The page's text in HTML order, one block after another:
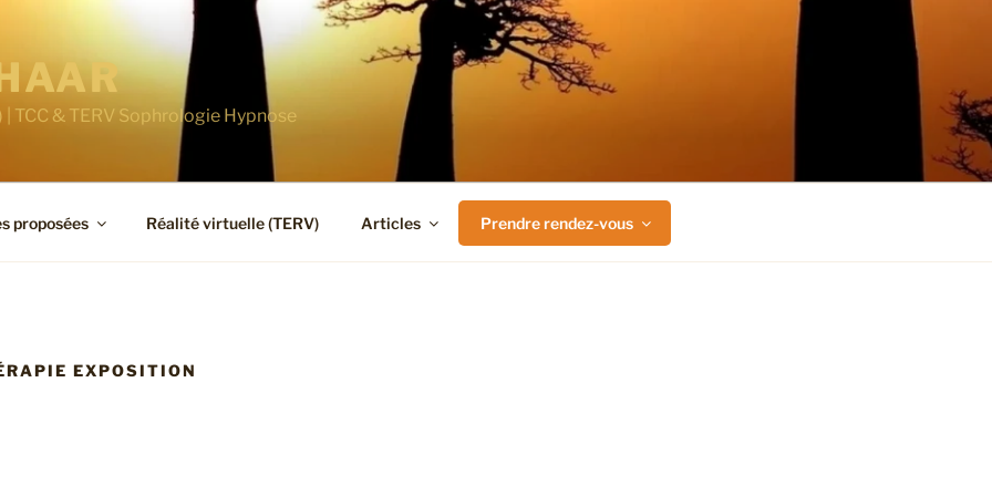
TCC & TERV Sophrologie Hypnose
proposées Réalité virtuelle (TERV) Articles Prendre rendez-vous
EXPOSITION